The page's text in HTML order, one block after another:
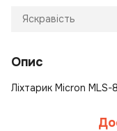
Яскравість
Опис
Ліхтарик Micron